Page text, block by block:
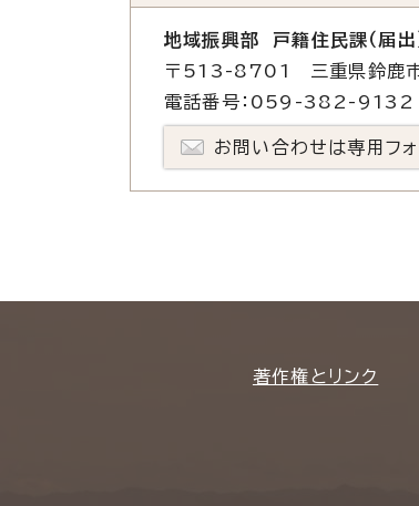
地域振興部 戸籍住民課（届出
〒513-8701 三重県鈴鹿
電話番号：059-382-
お問い合わせは専用フ
著作権とリンク